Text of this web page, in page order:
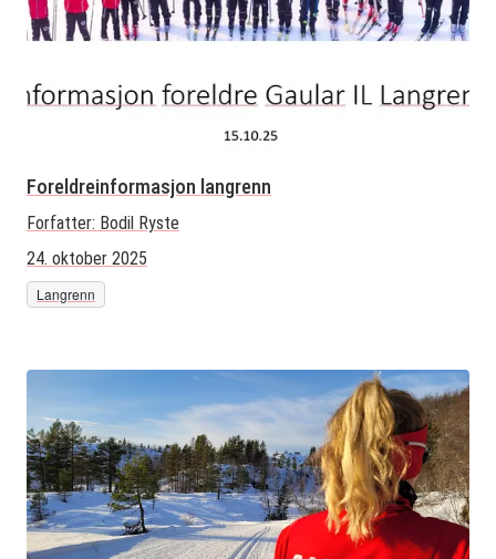
Foreldreinformasjon langrenn
Forfatter: Bodil Ryste
24. oktober 2025
Langrenn